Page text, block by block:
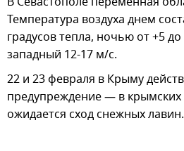
Температура воздуха днем
градусов тепла, ночью от +5
западный 12-17 м/с.
22 и 23 февраля в Крыму
предупреждение — в крымских
ожидается сход снежных лавин.